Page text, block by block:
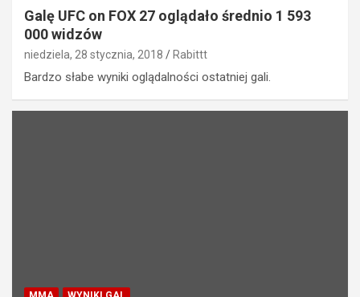
Galę UFC on FOX 27 oglądało średnio 1 593
000 widzów
niedziela, 28 stycznia, 2018 Rabittt
Bardzo słabe wyniki oglądalności ostatniej gali.